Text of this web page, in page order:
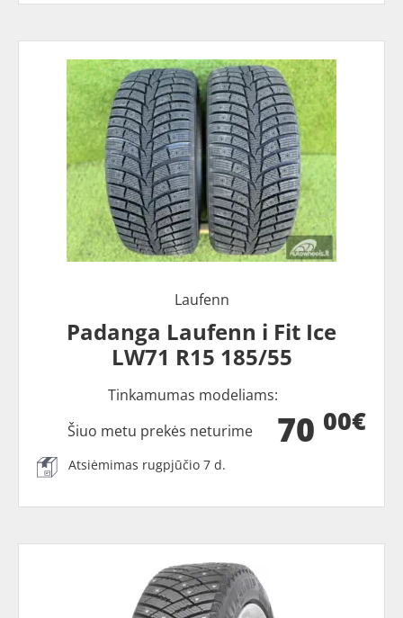
Laufenn
Padanga Laufenn i Fit Ice
LW71 R15 185/55
Tinkamumas modeliams:
70 00€
Šiuo metu prekės neturime
Atsiėmimas rugpjūčio 7 d.